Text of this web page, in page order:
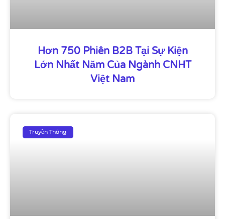
Hơn 750 Phiên B2B Tại Sự Kiện
Lớn Nhất Năm Của Ngành CNHT
Việt Nam
Truyền Thông